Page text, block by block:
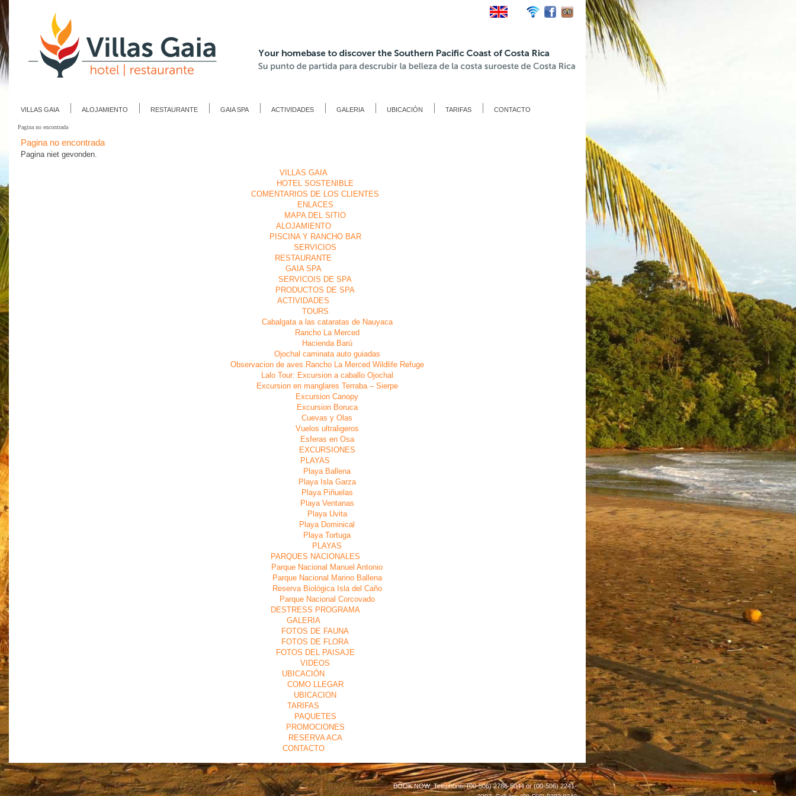
VILLAS GAIA ALOJAMIENTO RESTAURANTE GAIA SPA ACTIVIDADES GALERIA UBICACIÓN TARIFAS CONTACTO
Pagina no encontrada
Pagina no encontrada
Pagina niet gevonden.
VILLAS GAIA
HOTEL SOSTENIBLE
COMENTARIOS DE LOS CLIENTES
ENLACES
MAPA DEL SITIO
ALOJAMIENTO
PISCINA Y RANCHO BAR
SERVICIOS
RESTAURANTE
GAIA SPA
SERVICOIS DE SPA
PRODUCTOS DE SPA
ACTIVIDADES
TOURS
Cabalgata a las cataratas de Nauyaca
Rancho La Merced
Hacienda Barú
Ojochal caminata auto guiadas
Observacion de aves Rancho La Merced Wildlife Refuge
Lalo Tour: Excursion a caballo Ojochal
Excursion en manglares Terraba – Sierpe
Excursion Canopy
Excursion Boruca
Cuevas y Olas
Vuelos ultraligeros
Esferas en Osa
EXCURSIONES
PLAYAS
Playa Ballena
Playa Isla Garza
Playa Piñuelas
Playa Ventanas
Playa Uvita
Playa Dominical
Playa Tortuga
PLAYAS
PARQUES NACIONALES
Parque Nacional Manuel Antonio
Parque Nacional Marino Ballena
Reserva Biológica Isla del Caño
Parque Nacional Corcovado
DESTRESS PROGRAMA
GALERIA
FOTOS DE FAUNA
FOTOS DE FLORA
FOTOS DEL PAISAJE
VIDEOS
UBICACIÓN
COMO LLEGAR
UBICACION
TARIFAS
PAQUETES
PROMOCIONES
RESERVA ACA
CONTACTO
BOOK NOW: Telephone: (00-506) 2786-5044 or (00-506) 2241-